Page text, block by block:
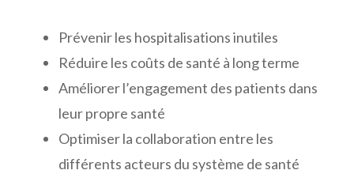
Prévenir les hospitalisations inutiles
Réduire les coûts de santé à long terme
Améliorer l’engagement des patients dans
leur propre santé
Optimiser la collaboration entre les
différents acteurs du système de santé